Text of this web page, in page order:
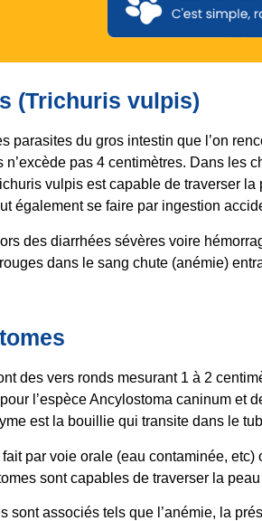
(Trichuris vulpis)
parasites du gros intestin que l’on
n’excède pas 4 centimètres. Dans les
vulpis est capable de traverser la
également se faire par ingestion
des diarrhées sévères voire
dans le sang chute (anémie)
des vers ronds mesurant 1 à 2
l’espèce Ancylostoma caninum et
est la bouillie qui transite dans le
par voie orale (eau contaminée, etc)
sont capables de traverser la
sont associés tels que l’anémie, la